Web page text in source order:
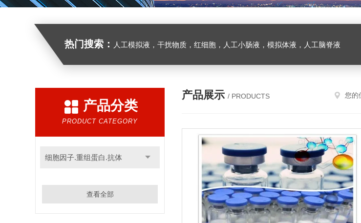
热门搜索： 人工模拟液，干扰物质，红细胞，人工小肠液，模拟体液，人工脑脊液
产品分类
PRODUCT CATEGORY
细胞因子.重组蛋白.抗体
查看全部
产品展示 / PRODUCTS 您的